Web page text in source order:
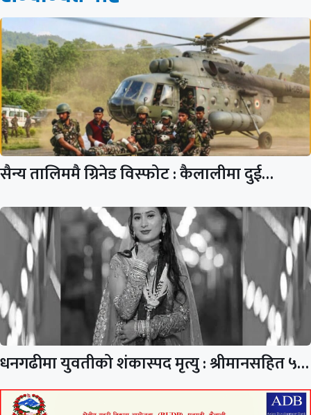
सैन्य तालिममै ग्रिनेड विस्फोट : कैलालीमा दुई…
धनगढीमा युवतीको शंकास्पद मृत्यु : श्रीमानसहित ५…